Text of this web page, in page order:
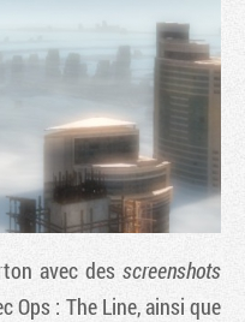
avec des screenshots
Ops : The Line, ainsi que